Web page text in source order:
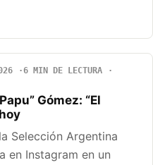
6 MIN DE LECTURA
Gómez: “El
Selección Argentina
en Instagram en un